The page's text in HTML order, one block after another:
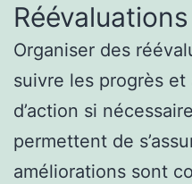
Organiser des
suivre les progrès
d’action si
permettent de
améliorations sont